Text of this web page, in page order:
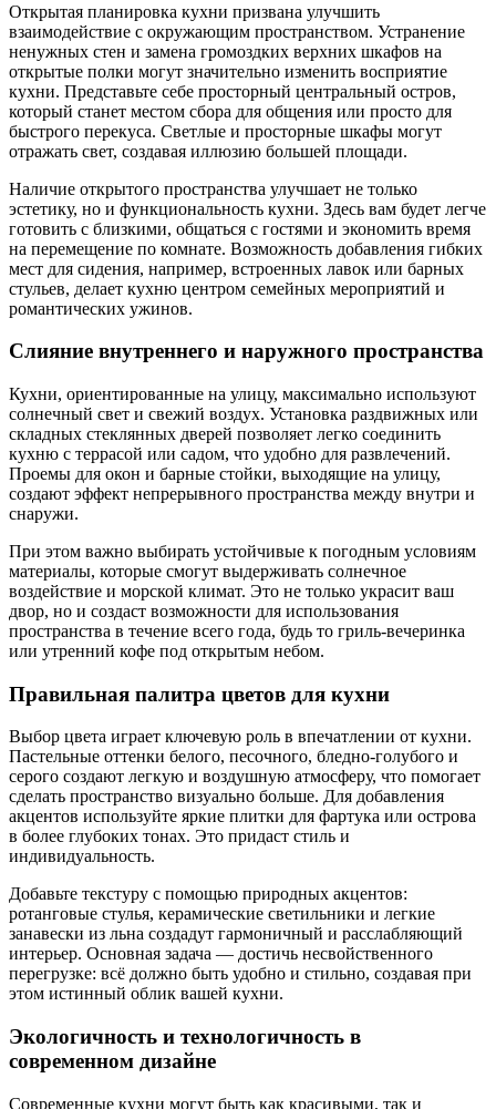
Открытая планировка кухни призвана улучшить
взаимодействие с окружающим пространством. Устранение
ненужных стен и замена громоздких верхних шкафов на
открытые полки могут значительно изменить восприятие
кухни. Представьте себе просторный центральный остров,
который станет местом сбора для общения или просто для
быстрого перекуса. Светлые и просторные шкафы могут
отражать свет, создавая иллюзию большей площади.
Наличие открытого пространства улучшает не только
эстетику, но и функциональность кухни. Здесь вам будет легче
готовить с близкими, общаться с гостями и экономить время
на перемещение по комнате. Возможность добавления гибких
мест для сидения, например, встроенных лавок или барных
стульев, делает кухню центром семейных мероприятий и
романтических ужинов.
Слияние внутреннего и наружного пространства
Кухни, ориентированные на улицу, максимально используют
солнечный свет и свежий воздух. Установка раздвижных или
складных стеклянных дверей позволяет легко соединить
кухню с террасой или садом, что удобно для развлечений.
Проемы для окон и барные стойки, выходящие на улицу,
создают эффект непрерывного пространства между внутри и
снаружи.
При этом важно выбирать устойчивые к погодным условиям
материалы, которые смогут выдерживать солнечное
воздействие и морской климат. Это не только украсит ваш
двор, но и создаст возможности для использования
пространства в течение всего года, будь то гриль-вечеринка
или утренний кофе под открытым небом.
Правильная палитра цветов для кухни
Выбор цвета играет ключевую роль в впечатлении от кухни.
Пастельные оттенки белого, песочного, бледно-голубого и
серого создают легкую и воздушную атмосферу, что помогает
сделать пространство визуально больше. Для добавления
акцентов используйте яркие плитки для фартука или острова
в более глубоких тонах. Это придаст стиль и
индивидуальность.
Добавьте текстуру с помощью природных акцентов:
ротанговые стулья, керамические светильники и легкие
занавески из льна создадут гармоничный и расслабляющий
интерьер. Основная задача — достичь несвойственного
перегрузке: всё должно быть удобно и стильно, создавая при
этом истинный облик вашей кухни.
Экологичность и технологичность в
современном дизайне
Современные кухни могут быть как красивыми, так и